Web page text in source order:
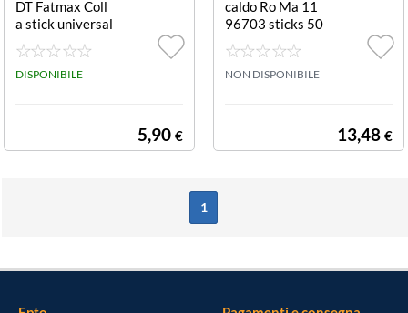
DT Fatmax Coll
a stick universal
e Trasparente 7
x100 mm sticks
DISPONIBILE
5,90 €
caldo Ro Ma 11
96703 sticks 50
0 gr Nero sticks
500 gr
NON DISPONIBILE
13,48 €
1